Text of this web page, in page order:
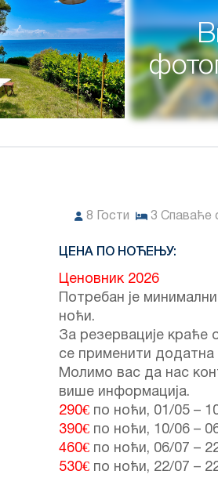
8 Гости 3 Спаваће
ЦЕНА ПО НОЋЕЊУ:
Ценовник 2026
Потребан је
ноћи.
За резервације
се применити додатна
Молимо вас да нас
више информација.
290€ по ноћи, 01/05 –
390€ по ноћи, 10/06 –
460€ по ноћи, 06/07 –
530€ по ноћи, 22/07 –